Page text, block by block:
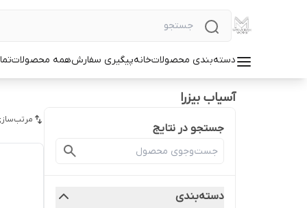
دسته‌بندی محصولاتخانهپیگیری سفارشهمه محصولات
آسیاب بیزرا
جستجو در نتایج
دسته‌بندی